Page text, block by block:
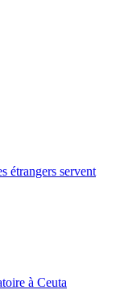
étrangers servent
à Ceuta